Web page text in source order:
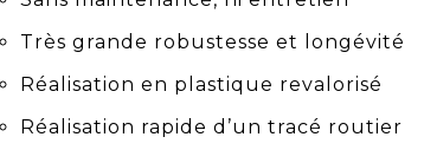
Très grande robustesse et longévité
Réalisation en plastique revalorisé
Réalisation rapide d’un tracé routier